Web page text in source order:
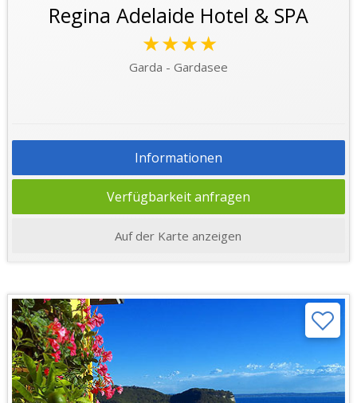
Regina Adelaide Hotel & SPA
★★★★
Garda - Gardasee
Informationen
Verfügbarkeit anfragen
Auf der Karte anzeigen